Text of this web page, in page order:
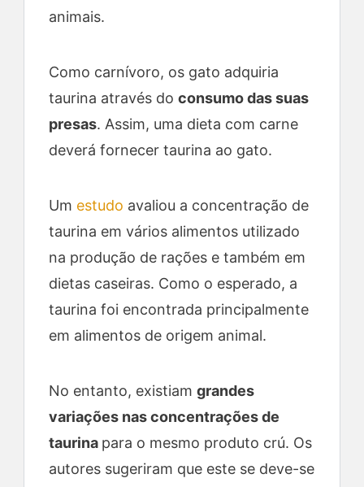
animais.
Como carnívoro, os gato adquiria
taurina através do consumo das suas
presas. Assim, uma dieta com carne
deverá fornecer taurina ao gato.
Um estudo avaliou a concentração de
taurina em vários alimentos utilizado
na produção de rações e também em
dietas caseiras. Como o esperado, a
taurina foi encontrada principalmente
em alimentos de origem animal.
No entanto, existiam grandes
variações nas concentrações de
taurina para o mesmo produto crú. Os
autores sugeriram que este se deve-se